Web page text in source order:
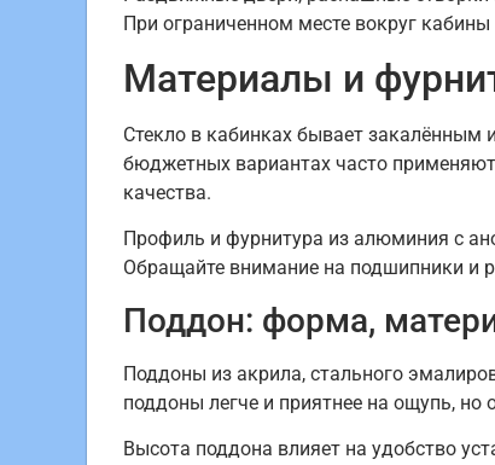
При ограниченном месте вокруг
Материалы и
Стекло в кабинках бывает
бюджетных вариантах часто
качества.
Профиль и фурнитура из алюминия с
Обращайте внимание на подшипники и
Поддон: форма,
Поддоны из акрила, стального
поддоны легче и приятнее на ощупь,
Высота поддона влияет на удобство